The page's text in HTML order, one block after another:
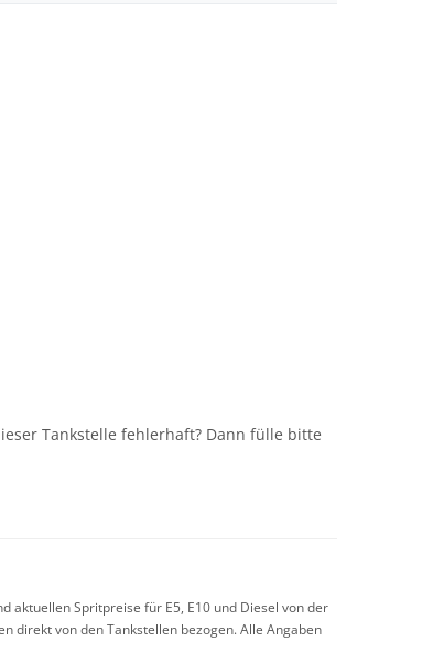
Tankstelle fehlerhaft? Dann fülle bitte
aktuellen Spritpreise für E5, E10 und Diesel von der
direkt von den Tankstellen bezogen. Alle Angaben